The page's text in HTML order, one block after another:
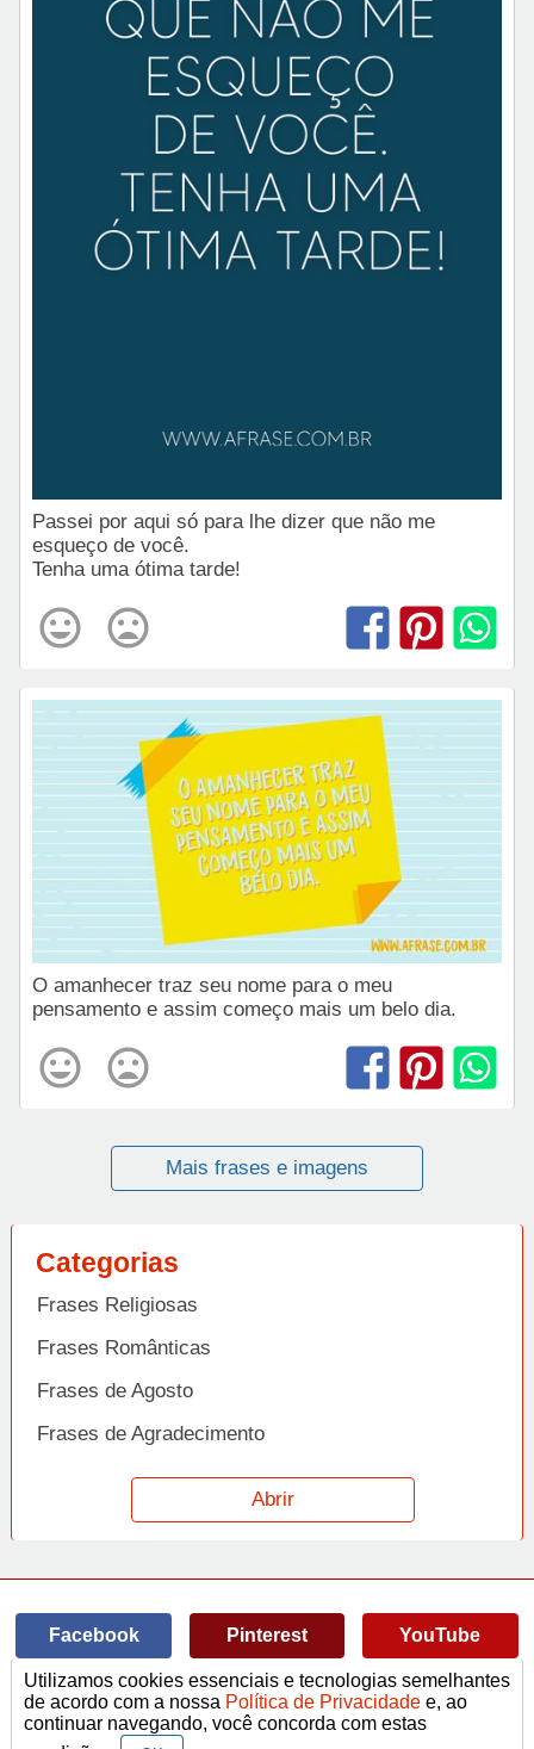
Passei por aqui só para lhe dizer que não me
esqueço de você.
Tenha uma ótima tarde!
O amanhecer traz seu nome para o meu
pensamento e assim começo mais um belo dia.
Mais frases e imagens
Categorias
Frases Religiosas
Frases Românticas
Frases de Agosto
Frases de Agradecimento
Frases de Amizade
Frases de Amor
Frases de Arrependimento
Frases de Atitude
Frases de Azar
Abrir
Facebook Pinterest YouTube
© Copyright 2014-2022A Frase.
Termos de Uso / Privacidade
Frases
Vídeos
Utilizamos cookies essenciais e tecnologias semelhantes
de acordo com a nossa Política de Privacidade e, ao
continuar navegando, você concorda com estas